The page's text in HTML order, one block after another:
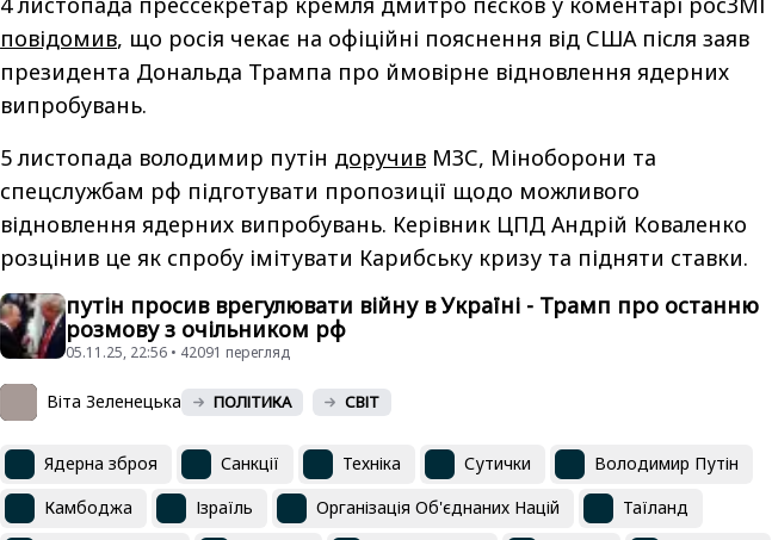
повідомив, що росія чекає на офіційні пояснення від США після заяв
президента Дональда Трампа про ймовірне відновлення ядерних
випробувань.
5 листопада володимир путін доручив МЗС, Міноборони та
спецслужбам рф підготувати пропозиції щодо можливого
відновлення ядерних випробувань. Керівник ЦПД Андрій Коваленко
розцінив це як спробу імітувати Карибську кризу та підняти ставки.
путін просив врегулювати війну в Україні - Трамп про останню
розмову з очільником рф
05.11.25, 22:56 • 42091 перегляд
Віта Зеленецька ПОЛІТИКА СВІТ
Ядерна зброя Санкції Техніка Сутички
Володимир Путін
Камбоджа
Ізраїль Організація Об'єднаних Націй
Таїланд